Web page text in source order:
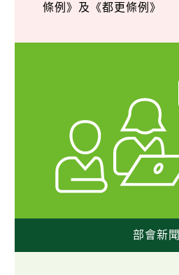
條例》及《都更條例》
部會新聞